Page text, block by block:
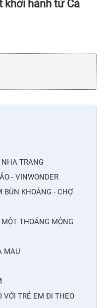
khởi hành từ Cà
TRANG
- VINWONDER
BÙN KHOÁNG - CHỢ
THOÁNG MỘNG
MAU
VỚI TRẺ EM ĐI THEO